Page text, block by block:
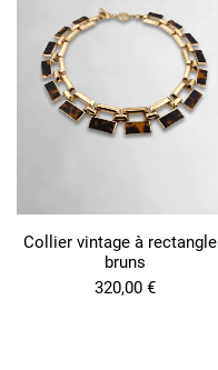
Collier vintage à
bruns
320,00 €